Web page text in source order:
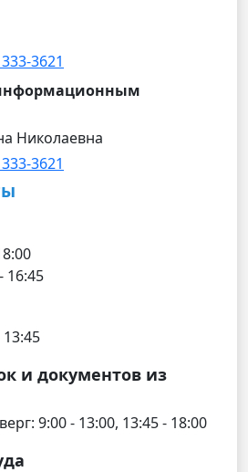
3621
Николаевна
3621
16:45
и документов из
9:00 - 13:00, 13:45 - 18:00